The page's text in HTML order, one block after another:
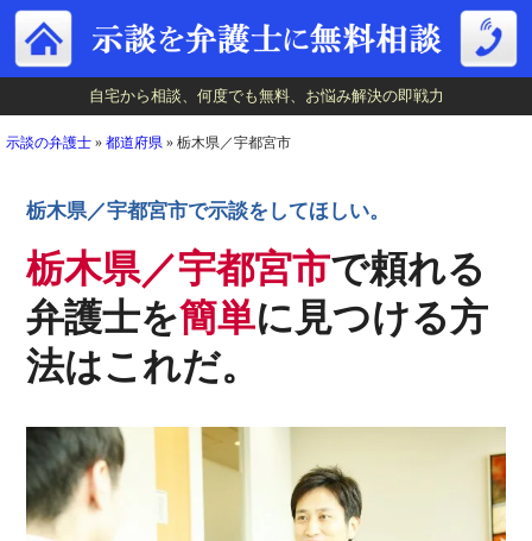
自宅から相談、何度でも無料、お悩み解決の即戦力
自宅から相談、何度でも無料、お悩み解決の即戦力
示談の弁護士 » 都道府県 » 栃木県／宇都宮市
栃木県／宇都宮市で示談をしてほしい。
栃木県／宇都宮市で頼れる
弁護士を簡単に見つける方
法はこれだ。